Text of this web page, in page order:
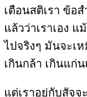
เตือนสติเรา ข้อ
แล้วว่าเราเอง แ
ไปจริงๆ มันจะเ
เกินกล้า เกินแก่
แต่เราอยู่กับสัจจ